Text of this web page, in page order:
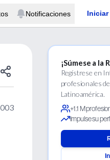
Notificaciones
¡Súmese a la
Regístrese en
profesionales
Latinoamérica.
+1.1 M
Impulse su